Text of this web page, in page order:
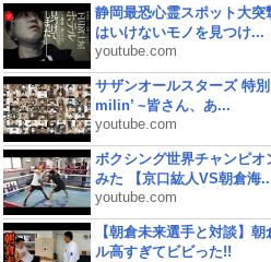
静岡最恐心霊スポット大
はいけないモノを見つけ...
youtube.com
サザンオールスターズ 特
milin’ ~皆さん、あ...
youtube.com
ボクシング世界チャンピオ
みた 【京口紘人VS朝倉海
youtube.com
【朝倉未来選手と対談】
ル高すぎてビビった!!